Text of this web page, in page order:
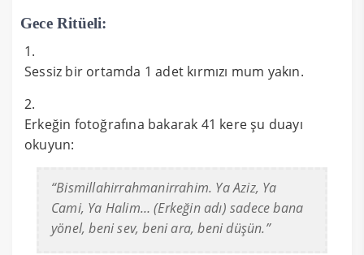
Gece Ritüeli:
Sessiz bir ortamda 1 adet kırmızı mum yakın.
Erkeğin fotoğrafına bakarak 41 kere şu duayı
okuyun:
“Bismillahirrahmanirrahim. Ya Aziz, Ya
Cami, Ya Halim… (Erkeğin adı) sadece bana
yönel, beni sev, beni ara, beni düşün.”